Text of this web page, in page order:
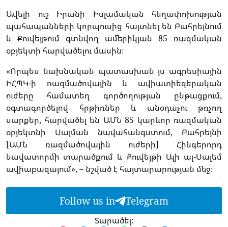
Ավելի ուշ Իրանի Իսլամական հեղափոխության
պահապանների կորպուսից հայտնել են Բահրեյնում
և Քուվեյթում գտնվող ամերիկյան 85 ռազմական
օբյեկտի հարվածելու մասին։
«Որպես նախնական պատասխան յս ագրեսիային
ԻՀՊԿ-ի ռազմածովային և ավիատիեզերական
ուժերը համատեղ գործողության ընթացքում,
օգտագործելով հրթիռներ և անօդաչու թռչող
սարքեր, հարվածել են ԱՄՆ 85 կարևոր ռազմական
օբյեկտնի Սալման նավահանգստում, Բահրեյնի
[ԱՄՆ ռազմածովային ուժերի] Հինգերորդ
նավատորմի տարածքում և Քուվեյթի Ալի ալ-Սալեմ
ավիաբազայում», – նշված է հայտարարության մեջ։
Follow us in Telegram
Տարածել: